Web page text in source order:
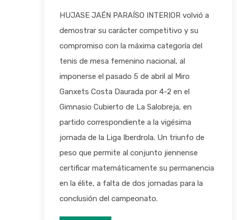
HUJASE JAÉN PARAÍSO INTERIOR volvió a
demostrar su carácter competitivo y su
compromiso con la máxima categoría del
tenis de mesa femenino nacional, al
imponerse el pasado 5 de abril al Miro
Ganxets Costa Daurada por 4-2 en el
Gimnasio Cubierto de La Salobreja, en
partido correspondiente a la vigésima
jornada de la Liga Iberdrola. Un triunfo de
peso que permite al conjunto jiennense
certificar matemáticamente su permanencia
en la élite, a falta de dos jornadas para la
conclusión del campeonato.